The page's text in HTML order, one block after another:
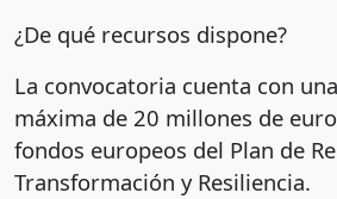
¿De qué recursos dispone?
La convocatoria cuenta con
máxima de 20 millones de
fondos europeos del Plan de
Transformación y Resiliencia.